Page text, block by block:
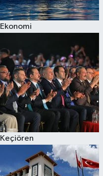
Ekonomi
Keçiören